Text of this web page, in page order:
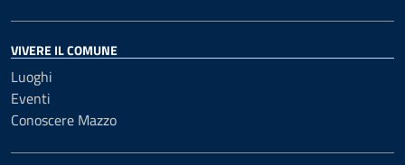
VIVERE IL COMUNE
Luoghi
Eventi
Conoscere Mazzo